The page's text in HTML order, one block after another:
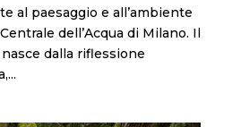
al paesaggio e all’ambiente
dell’Acqua di Milano. Il
dalla riflessione